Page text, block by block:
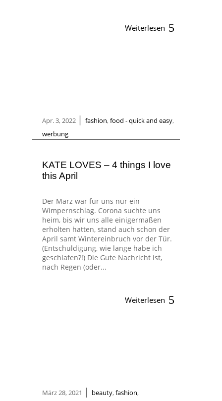
Weiterlesen
Apr. 3, 2022 | fashion,food - quick and easy,
werbung
KATE LOVES – 4 things I love
this April
Der März war für uns nur ein
Wimpernschlag. Corona suchte uns
heim, bis wir uns alle einigermaßen
erholten hatten, stand auch schon der
April samt Wintereinbruch vor der Tür.
(Entschuldigung, wie lange habe ich
geschlafen?!) Die Gute Nachricht ist,
nach Regen (oder...
Weiterlesen
März 28, 2021 | beauty,fashion,